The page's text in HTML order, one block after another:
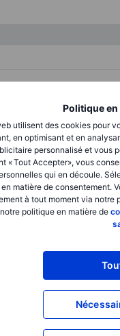
Politique
utilisent des cookies pour
en optimisant et en
personnalisé et vous
« Tout Accepter», vous
qui en découle.
matière de consentement.
à tout moment via notre
politique en matière de